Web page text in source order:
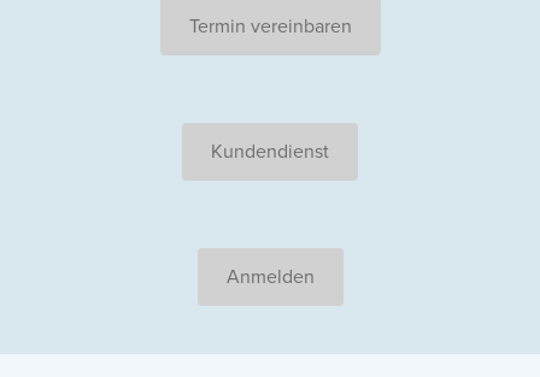
Termin vereinbaren
Kundendienst
Anmelden